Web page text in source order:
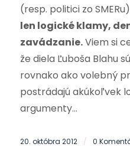
(resp. politici zo
len logické klamy,
zavádzanie.Viem si
že diela Ľuboša Blahu
rovnako ako volebný
postrádajú akúkoľvek
argumenty…
20. októbra 2012 / 0